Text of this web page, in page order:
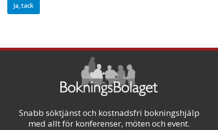
Snabb söktjänst och kostnadsfri bokningshjälp
med allt för konferenser, möten och event.